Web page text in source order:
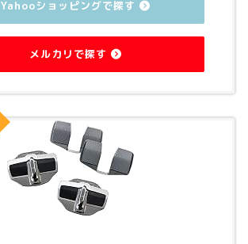
Yahooショッピングで探す
メルカリで探す